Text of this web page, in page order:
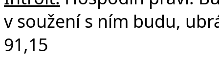
v soužení s ním budu,
91,15